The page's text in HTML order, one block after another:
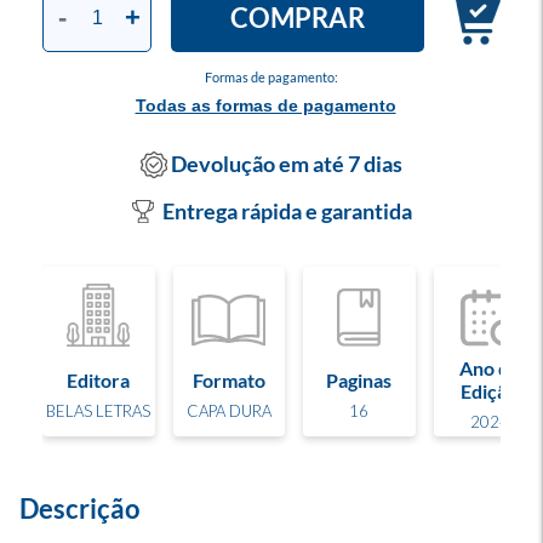
Formas de pagamento:
Todas as formas de pagamento
- + COMPRAR
Devolução em até 7 dias
Entrega rápida e garantida
Editora
BELAS LETRAS
Formato
CAPA DURA
Paginas
16
Ano de
Edição
2024
Descrição